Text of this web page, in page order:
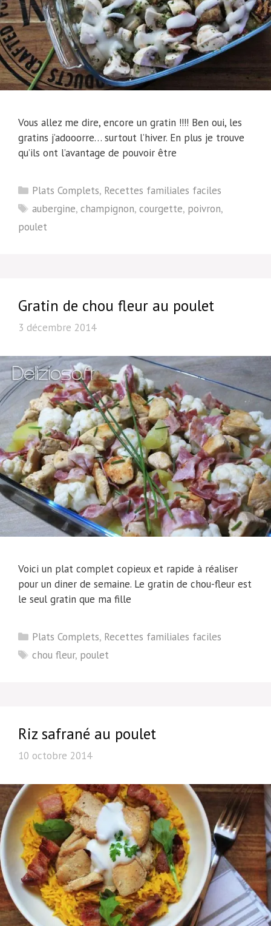
Vous allez me dire, encore un gratin !!!! Ben oui, les
gratins j’adooorre… surtout l’hiver. En plus je trouve
qu’ils ont l’avantage de pouvoir être
Catégories
Plats Complets, Recettes familiales faciles
Étiquettes
aubergine,champignon,courgette, poivron,
poulet
Gratin de chou fleur au poulet
3 décembre 2014
Voici un plat complet copieux et rapide à réaliser
pour un diner de semaine. Le gratin de chou-fleur est
le seul gratin que ma fille
Catégories
Plats Complets, Recettes familiales faciles
Étiquettes
chou fleur, poulet
Riz safrané au poulet
10 octobre 2014